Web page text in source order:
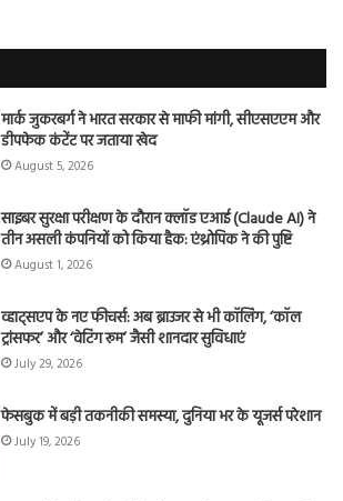
मार्क जुकरबर्ग ने भारत सरकार से माफी मांगी, सीएसएएम और
डीपफेक कंटेंट पर जताया खेद
August 5, 2026
साइबर सुरक्षा परीक्षण के दौरान क्लॉड एआई (Claude AI) ने
तीन असली कंपनियों को किया हैक: एंथ्रोपिक ने की पुष्टि
August 1, 2026
व्हाट्सएप के नए फीचर्स: अब ब्राउजर से भी कॉलिंग, ‘कॉल
ट्रांसफर’ और ‘वेटिंग रूम’ जैसी शानदार सुविधाएं
July 29, 2026
फेसबुक में बड़ी तकनीकी समस्या, दुनिया भर के यूजर्स परेशान
July 19, 2026